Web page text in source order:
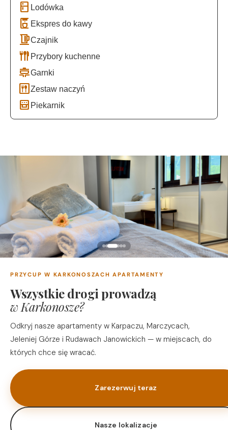
kitchen Lodówka
coffee_maker Ekspres do kawy
kettleCzajnik
flatware Przybory kuchenne
cookingGarnki
diningZestaw naczyń
oven_gen Piekarnik
PRZYCUP W KARKONOSZACH APARTAMENTY
Wszystkie drogi prowadzą
w Karkonosze?
Odkryj nasze apartamenty w Karpaczu, Marczycach,
Jeleniej Górze i Rudawach Janowickich — w miejscach, do
których chce się wracać.
Zarezerwuj teraz
Nasze lokalizacje